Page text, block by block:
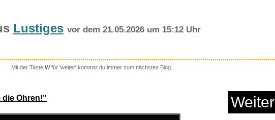
Lustiges vor dem 21.05.2026 um 15:12 Uhr
Mit der Taste Wfür 'weiter' kommst du immer zum nächsten Blog.
die Ohren!" Weiter